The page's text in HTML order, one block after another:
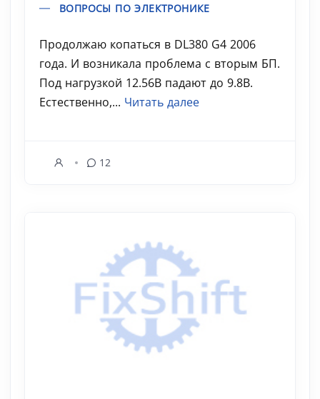
ВОПРОСЫ ПО ЭЛЕКТРОНИКЕ
Продолжаю копаться в DL380 G4 2006
года. И возникала проблема с вторым БП.
Под нагрузкой 12.56В падают до 9.8В.
Естественно,... Читать далее
12